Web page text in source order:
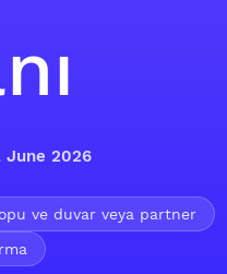
June 2026
ve duvar veya partner